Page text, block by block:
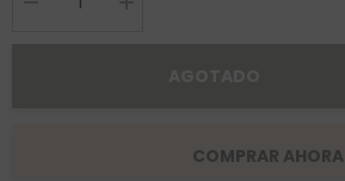
Decrease
COMPRAR AHORA